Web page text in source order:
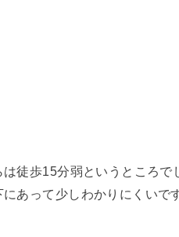
は徒歩15分弱というところ
にあって少しわかりにくい